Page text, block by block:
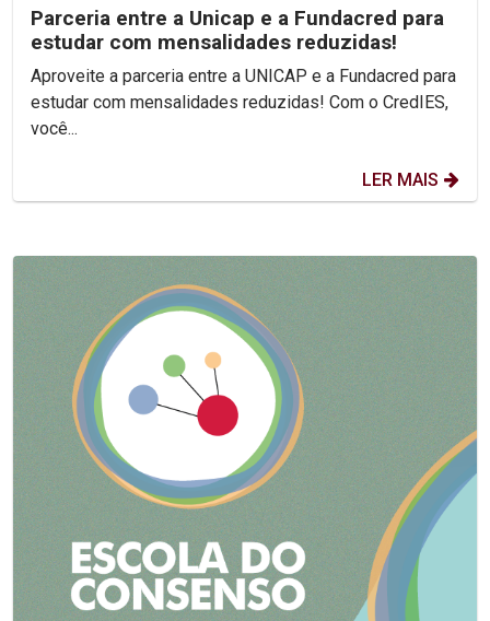
Parceria entre a Unicap e a Fundacred para
estudar com mensalidades reduzidas!
Aproveite a parceria entre a UNICAP e a Fundacred para
estudar com mensalidades reduzidas! Com o CredIES,
você...
LER MAIS